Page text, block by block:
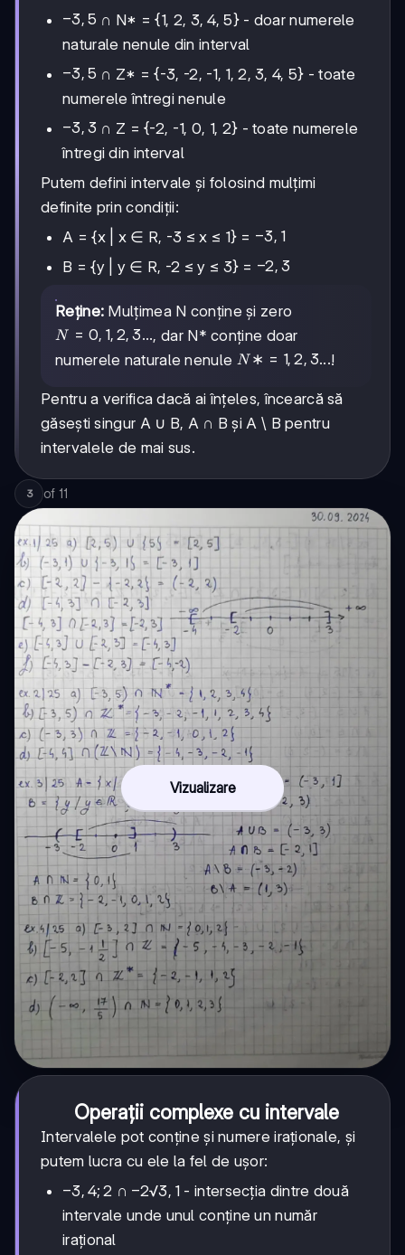
Z*
-3,
−3, 5 ∩ N* = {1, 2, 3, 4, 5} - doar numerele
naturale nenule din interval
-3,
−3, 5 ∩ Z* = {-3, -2, -1, 1, 2, 3, 4, 5} - toate
numerele întregi nenule
-3,
3
−3, 3 ∩ Z = {-2, -1, 0, 1, 2} - toate numerele
întregi din interval
Putem defini intervale și folosind mulțimi
definite prin condiții:
A = {x | x ∈ R, -3 ≤ x ≤ 1} = -3,
−3, 1
B = {y | y ∈ R, -2 ≤ y ≤ 3} = -2,
−2, 3
Reține: Mulțimea N conține și zero
N =
1, 2,
N = 0, 1, 2, 3..., dar N* conține doar
numerele naturale nenule N*
{1,
3...}
N ∗ = 1, 2, 3...!
Pentru a verifica dacă ai înțeles, încearcă să
găsești singur A ∪ B, A ∩ B și A \ B pentru
intervalele de mai sus.
3 of 11
Vizualizare
Operații complexe cu intervale
Intervalele pot conține și numere iraționale, și
putem lucra cu ele la fel de ușor:
-3,4;
2
−3, 4; 2 ∩ -2√3,
1
−2√3, 1 - intersecția dintre două
intervale unde unul conține un număr
irațional